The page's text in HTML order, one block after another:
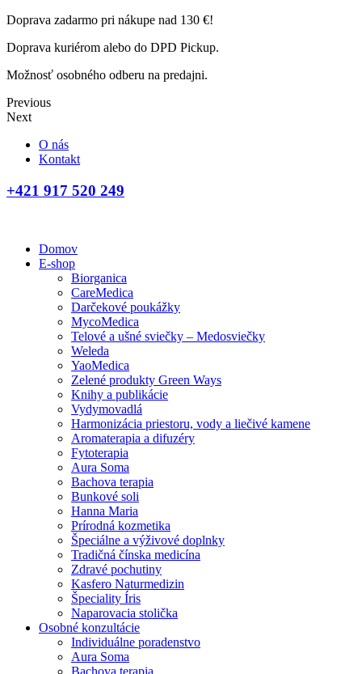
Doprava zadarmo pri nákupe nad 130 €!
Doprava kuriérom alebo do DPD Pickup.
Možnosť osobného odberu na predajni.
Previous
Next
O nás
Kontakt
+421 917 520 249
Domov
E-shop
Biorganica
CareMedica
Darčekové poukážky
MycoMedica
Telové a ušné sviečky – Medosviečky
Weleda
YaoMedica
Zelené produkty Green Ways
Knihy a publikácie
Vydymovadlá
Harmonizácia priestoru, vody a liečivé kamene
Aromaterapia a difuzéry
Fytoterapia
Aura Soma
Bachova terapia
Bunkové soli
Hanna Maria
Prírodná kozmetika
Špeciálne a výživové doplnky
Tradičná čínska medicína
Zdravé pochutiny
Kasfero Naturmedizin
Špeciality Íris
Naparovacia stolička
Osobné konzultácie
Individuálne poradenstvo
Aura Soma